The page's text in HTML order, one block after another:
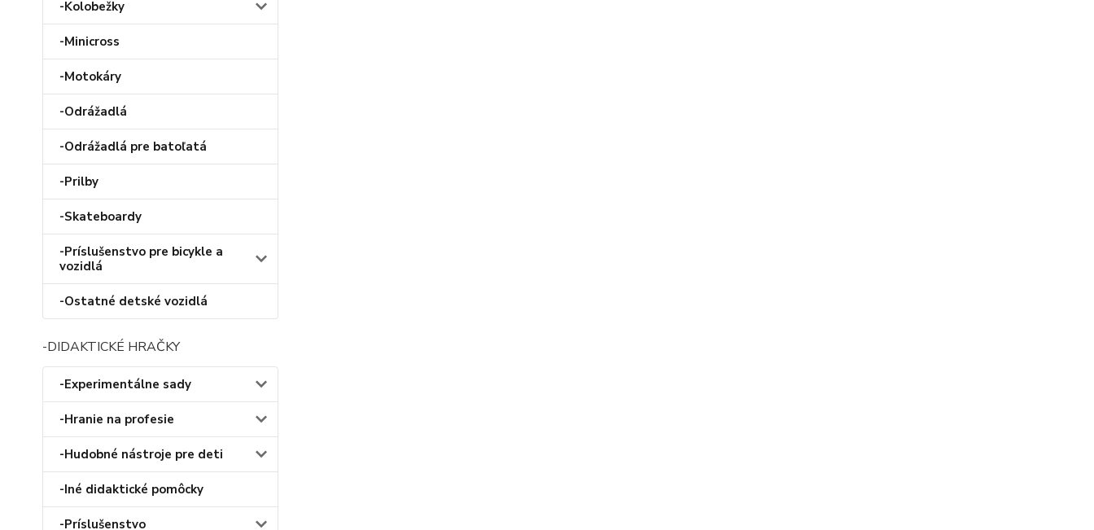
-Kolobežky
-Minicross
-Motokáry
-Odrážadlá
-Odrážadlá pre batoľatá
-Prilby
-Skateboardy
-Príslušenstvo pre bicykle a
vozidlá
-Ostatné detské vozidlá
-DIDAKTICKÉ HRAČKY
-Experimentálne sady
-Hranie na profesie
-Hudobné nástroje pre deti
-Iné didaktické pomôcky
-Príslušenstvo